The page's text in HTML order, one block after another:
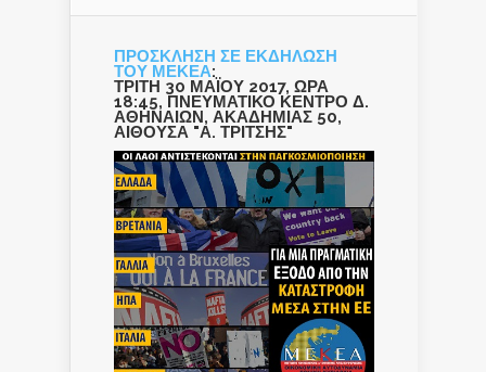
ΠΡΟΣΚΛΗΣΗ ΣΕ ΕΚΔΗΛΩΣΗ
ΤΟΥ ΜΕΚΕΑ:
ΤΡΙΤΗ 30 ΜΑΪΟΥ 2017, ΩΡΑ
18:45, ΠΝΕΥΜΑΤΙΚΟ ΚΕΝΤΡΟ Δ.
ΑΘΗΝΑΙΩΝ, ΑΚΑΔΗΜΙΑΣ 50,
ΑΙΘΟΥΣΑ "Α. ΤΡΙΤΣΗΣ"